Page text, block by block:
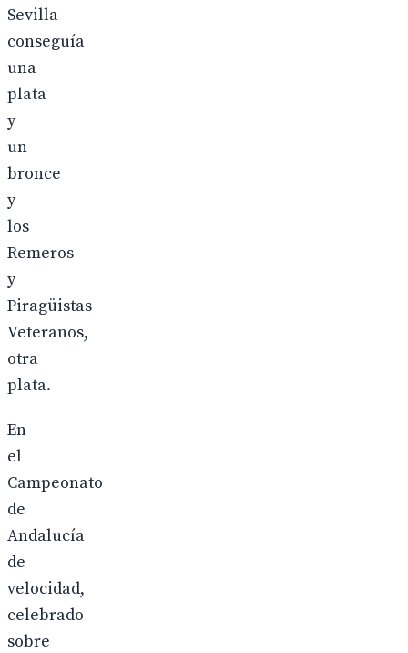
Sevilla
conseguía
una
plata
y
un
bronce
y
los
Remeros
y
Piragüistas
Veteranos,
otra
plata.
En
el
Campeonato
de
Andalucía
de
velocidad,
celebrado
sobre